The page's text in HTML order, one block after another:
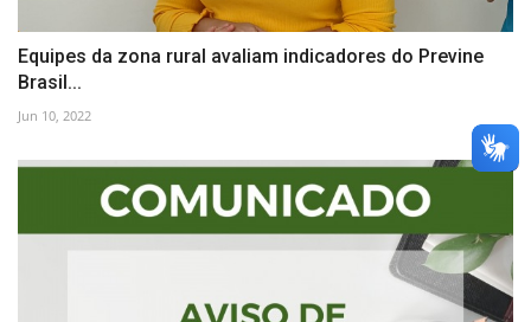
Equipes da zona rural avaliam indicadores do Previne
Brasil...
Jun 10, 2022